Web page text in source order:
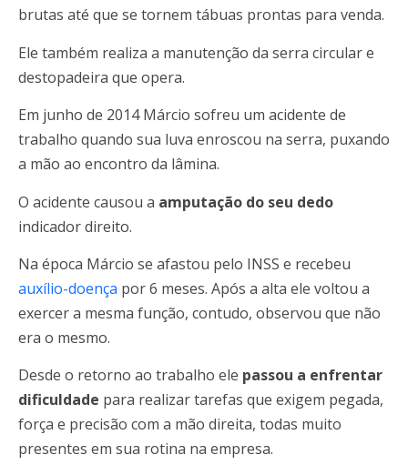
brutas até que se tornem tábuas prontas para venda.
Ele também realiza a manutenção da serra circular e
destopadeira que opera.
Em junho de 2014 Márcio sofreu um acidente de
trabalho quando sua luva enroscou na serra, puxando
a mão ao encontro da lâmina.
O acidente causou a amputação do seu dedo
indicador direito.
Na época Márcio se afastou pelo INSS e recebeu
auxílio-doença por 6 meses. Após a alta ele voltou a
exercer a mesma função, contudo, observou que não
era o mesmo.
Desde o retorno ao trabalho ele passou a enfrentar
dificuldade para realizar tarefas que exigem pegada,
força e precisão com a mão direita, todas muito
presentes em sua rotina na empresa.